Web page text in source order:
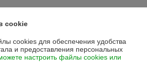
торговое унитарное предприятие
Скорины, 52, корпус I-1,2; пом. 17
ЕГР: 191564524
cookie
cookies для обеспечения удобства
и предоставления персональных
настроить файлы cookies или